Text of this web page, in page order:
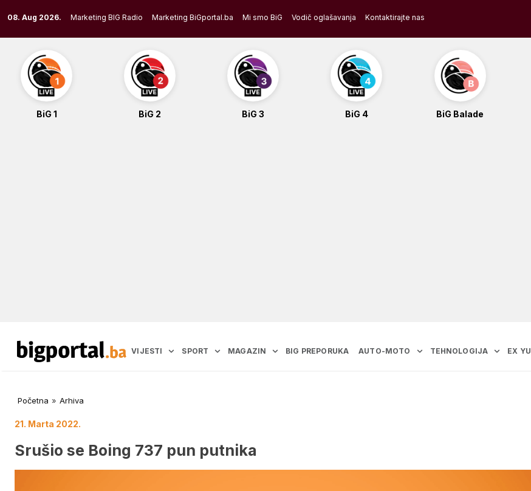
to
content
08. Aug 2026. Marketing BIG Radio Marketing BiGportal.ba Mi smo BiG Vodič oglašavanja Kontaktirajte nas
BiG 1 BiG 2 BiG 3 BiG 4 BiG Balade
VIJESTI SPORT MAGAZIN BIG PREPORUKA AUTO-MOTO TEHNOLOGIJA EX YU
Početna » Arhiva
21. Marta 2022.
Srušio se Boing 737 pun putnika